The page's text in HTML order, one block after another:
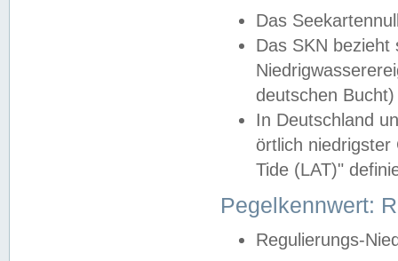
Das
Das SKN
deutschen
In Deutschland
örtlich
Tide (LAT)"
Pegelkennwert:
Regulierungs-